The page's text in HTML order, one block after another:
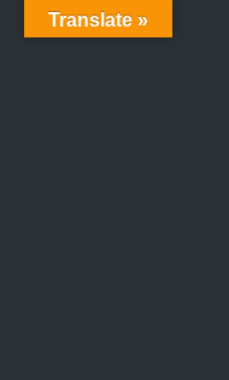
Translate »